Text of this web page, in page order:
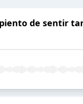
de sentir